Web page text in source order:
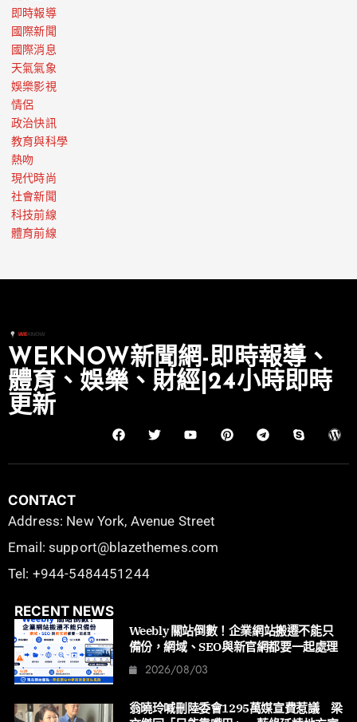
即時報導
國際新聞
國際消息
天氣氣象
娛樂影視
情侶
政治快訊
教育與科學
熱吻
現代時尚
社會新聞
科技前線
體育前線
WEKNOW新聞網-即時報導、
體育、娛樂、財經|24小時即時
更新
CONTACT
Address: New York, Avenue Street
Email: support@blazethemes.com
Tel: +944-5484451244
RECENT NEWS
Weebly 關站倒數！企業網站搬遷不能只
備份，網域、SEO與新官網都要一起處理
2026/08/03
翁曉玲喊刪陸委會1295萬媒宣費惹議 梁